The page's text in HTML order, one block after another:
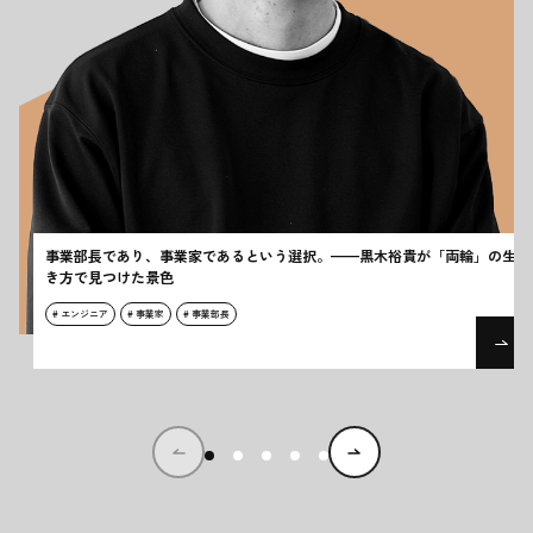
事業部長であり、事業家であるという選択。——黒木裕貴が「両輪」の生
き方で見つけた景色
# エンジニア # 事業家 # 事業部長